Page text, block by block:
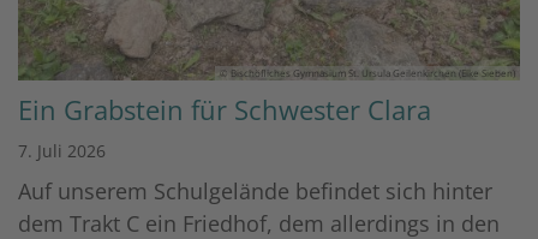
© Bischöfliches Gymnasium St. Ursula Geilenkirchen (Elke Sieben)
Ein Grabstein für Schwester Clara
7. Juli 2026
Auf unserem Schulgelände befindet sich hinter
dem Trakt C ein Friedhof, dem allerdings in den